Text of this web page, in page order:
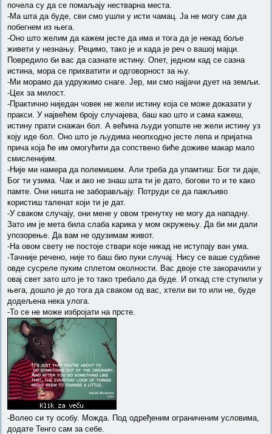
почела су да се помаљају нестварна места.
-Ма шта да буде, сви смо ушли у исти чамац. Ја не могу сам да
побегнем из њега.
-Оно што желим да кажем јесте да има и тога да је некад боље
живети у незнању. Рецимо, тако је и када је реч о вашој мајци.
Повредило би вас да сазнате истину. Опет, једном кад се сазна
истина, мора се прихватити и одговорност за њу.
-Ми морамо да удружимо снаге. Јер, ми смо најјачи дует на земљи.
-Цех за милост.
-Практично ниједан човек не жели истину која се може доказати у
пракси. У највећем броју случајева, баш као што и сама кажеш,
истину прати снажан бол. А већина људи уопште не жели истину уз
коју иде бол. Оно што је људима неопходно јесте лепа и пријатна
прича која ће им омогућити да сопствено биће доживе макар мало
смисленијим.
-Није ми намера да полемишем. Али треба да упамтиш: Бог ти даје,
Бог ти узима. Чак и ако не знаш шта ти је дато, богови то и те како
памте. Они ништа не заборављају. Потруди се да пажљиво
користиш таленат који ти је дат.
-У сваком случају, они мене у овом тренутку не могу да нападну.
Зато им је мета била слаба карика у мом окружењу. Да би ми дали
упозорење. Да вам не одузимам живот.
-На овом свету не постоје ствари које никад не иступају ван ума.
-Тачније речено, није то баш био пуки случај. Нису се ваше судбине
овде сусреле пуким сплетом околности. Вас двоје сте закорачили у
овај свет зато што је то тако требало да буде. И откад сте ступили у
њега, дошло је до тога да сваком од вас, хтели ви то или не, буде
додељена нека улога.
-То се не може избројати на прсте.
-Волео си ту особу. Можда. Под одређеним ограниченим условима,
додате Тенго сам за себе.